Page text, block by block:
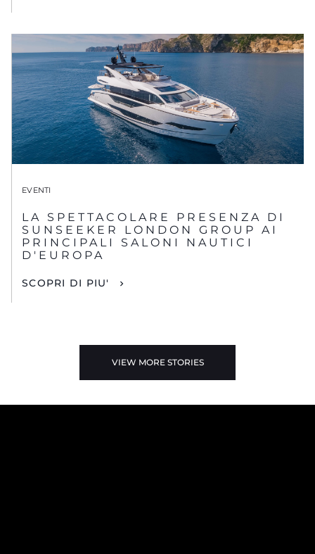
EVENTI
LA SPETTACOLARE PRESENZA DI
SUNSEEKER LONDON GROUP AI
PRINCIPALI SALONI NAUTICI
D'EUROPA
SCOPRI DI PIU'
VIEW MORE STORIES